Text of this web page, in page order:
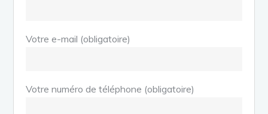
Votre e-mail (obligatoire)
Votre numéro de téléphone (obligatoire)